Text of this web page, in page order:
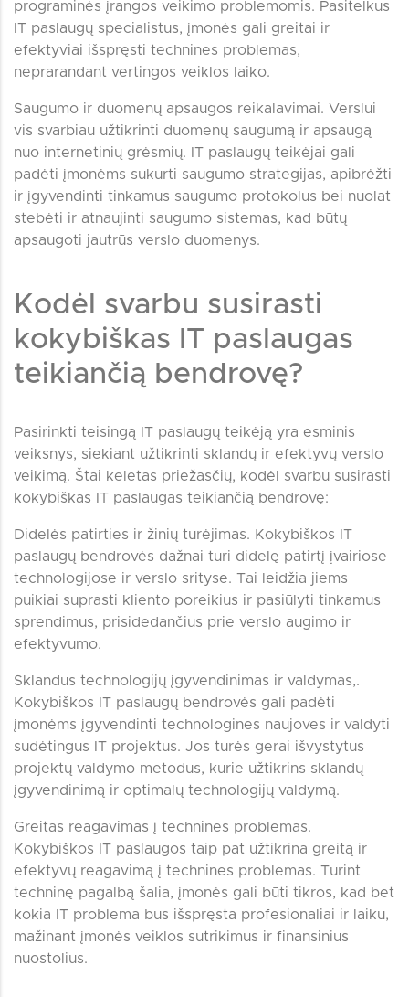
programinės įrangos veikimo problemomis. Pasitelkus
IT paslaugų specialistus, įmonės gali greitai ir
efektyviai išspręsti technines problemas,
neprarandant vertingos veiklos laiko.
Saugumo ir duomenų apsaugos reikalavimai. Verslui
vis svarbiau užtikrinti duomenų saugumą ir apsaugą
nuo internetinių grėsmių. IT paslaugų teikėjai gali
padėti įmonėms sukurti saugumo strategijas, apibrėžti
ir įgyvendinti tinkamus saugumo protokolus bei nuolat
stebėti ir atnaujinti saugumo sistemas, kad būtų
apsaugoti jautrūs verslo duomenys.
Kodėl svarbu susirasti
kokybiškas IT paslaugas
teikiančią bendrovę?
Pasirinkti teisingą IT paslaugų teikėją yra esminis
veiksnys, siekiant užtikrinti sklandų ir efektyvų verslo
veikimą. Štai keletas priežasčių, kodėl svarbu susirasti
kokybiškas IT paslaugas teikiančią bendrovę:
Didelės patirties ir žinių turėjimas. Kokybiškos IT
paslaugų bendrovės dažnai turi didelę patirtį įvairiose
technologijose ir verslo srityse. Tai leidžia jiems
puikiai suprasti kliento poreikius ir pasiūlyti tinkamus
sprendimus, prisidedančius prie verslo augimo ir
efektyvumo.
Sklandus technologijų įgyvendinimas ir valdymas,.
Kokybiškos IT paslaugų bendrovės gali padėti
įmonėms įgyvendinti technologines naujoves ir valdyti
sudėtingus IT projektus. Jos turės gerai išvystytus
projektų valdymo metodus, kurie užtikrins sklandų
įgyvendinimą ir optimalų technologijų valdymą.
Greitas reagavimas į technines problemas.
Kokybiškos IT paslaugos taip pat užtikrina greitą ir
efektyvų reagavimą į technines problemas. Turint
techninę pagalbą šalia, įmonės gali būti tikros, kad bet
kokia IT problema bus išspręsta profesionaliai ir laiku,
mažinant įmonės veiklos sutrikimus ir finansinius
nuostolius.